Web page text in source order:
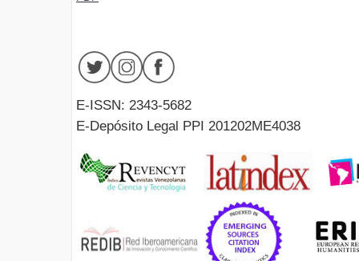
E-ISSN: 2343-5682
E-Depósito Legal PPI 201202ME4038